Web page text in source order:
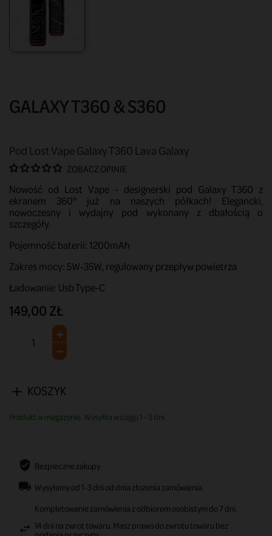
GALAXY T360 & S360
Pod Lost Vape Galaxy T360 Lava Galaxy
ZOBACZ OPINIE
Nowość od Lost Vape - designerski pod Galaxy T360 z
ekranem 360° już na naszych półkach! Elegancki,
nowoczesny i wydajny pod wykonany z dbałością o
szczegóły.
Pojemność baterii: 1200mAh
Zakres mocy: 5W-35W, regulowany przepływ powietrza
Ładowanie: Usb Type-C
149,00 ZŁ
KOSZYK
Produkt w magazynie. Wysyłka w ciągu 1 - 3 dni.
Bezpieczne zakupy
Wysyłamy od 1-3 dni od dnia złożenia zamówienia.
Kompletowanie zamówienia z odbiorem osobistym do 7 dni.
14 dni na zwrot towaru. Masz prawo do zwrotu towaru bez